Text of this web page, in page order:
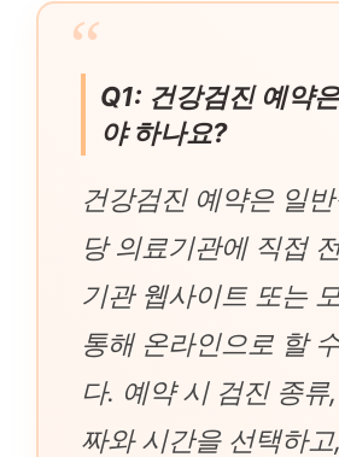
Q1: 건강검진 예약
야 하나요?
건강검진 예약은 일
당 의료기관에 직접
기관 웹사이트 또는
통해 온라인으로 할
다. 예약 시 검진 종류
짜와 시간을 선택하